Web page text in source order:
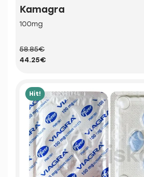
Kamagra
100mg
58.85€
44.25€
Hit!